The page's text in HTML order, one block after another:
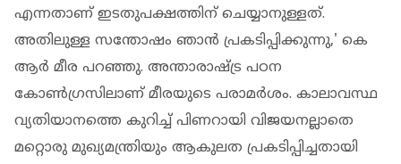
എന്നതാണ് ഇടതുപക്ഷത്തിന് ചെയ്യാനുള്ളത്.
അതിലുള്ള സന്തോഷം ഞാൻ പ്രകടിപ്പിക്കുന്നു,' കെ
ആർ മീര പറഞ്ഞു. അന്താരാഷ്ട്ര പഠന
കോൺഗ്രസിലാണ് മീരയുടെ പരാമർശം. കാലാവസ്ഥ
വ്യതിയാനത്തെ കുറിച്ച് പിണറായി വിജയനല്ലാതെ
മറ്റൊരു മുഖ്യമന്ത്രിയും ആകുലത പ്രകടിപ്പിച്ചതായി